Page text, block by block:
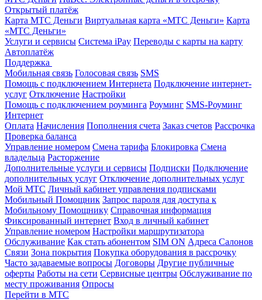
Открытый платёж
Карта МТС Деньги Виртуальная карта «МТС Деньги» Карта
«МТС Деньги»
Услуги и сервисы Система iPay Переводы с карты на карту
Автоплатёж
Поддержка
Мобильная связь Голосовая связь SMS
Помощь с подключением Интернета Подключение интернет-
услуг Отключение Настройки
Помощь с подключением роуминга Роуминг SMS-Роуминг
Интернет
Оплата Начисления Пополнения счета Заказ счетов Рассрочка
Проверка баланса
Управление номером Смена тарифа Блокировка Смена
владельца Расторжение
Дополнительные услуги и сервисы Подписки Подключение
дополнительных услуг Отключение дополнительных услуг
Мой МТС Личный кабинет управления подписками
Мобильный Помощник Запрос пароля для доступа к
Мобильному Помощнику Справочная информация
Фиксированный интернет Вход в личный кабинет
Управление номером Настройки маршрутизатора
Обслуживание Как стать абонентом SIM ON Адреса Салонов
Связи Зона покрытия Покупка оборудования в рассрочку
Часто задаваемые вопросы Договоры Другие публичные
оферты Работы на сети Сервисные центры Обслуживание по
месту проживания Опросы
Перейти в МТС